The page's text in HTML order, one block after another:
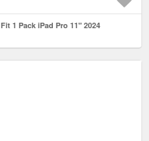
1 Pack iPad Pro 11" 2024